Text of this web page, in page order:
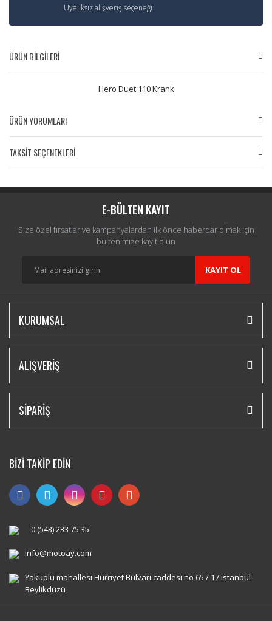
Üyeliksiz alışveriş seçeneği
ÜRÜN BİLGİLERİ
Hero Duet 110 Krank
ÜRÜN YORUMLARI
Yorum Yaz
TAKSİT SEÇENEKLERİ
E-BÜLTEN KAYIT
Size özel fırsatlar ve kampanyalardan ilk önce haberdar olmak için
bültenimize kayıt olun
KAYIT OL
KURUMSAL
ALIŞVERİŞ
SİPARİŞ
BİZİ TAKİP EDİN
0 (543) 233 75 35
info@motoay.com
Yakuplu mahallesi Hürriyet Bulvarı caddesi no 65 / 17 istanbul
Beylikdüzü